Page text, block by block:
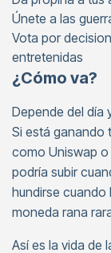
Únete a las
Vota por
entretenidas
¿Cómo va?
Depende del día
Si está ganando
como Uniswap
podría subir
hundirse cuando
moneda rana
Así es la vida de